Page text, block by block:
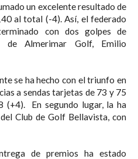
un excelente resultado de
al total (-4). Así, el federado
con dos golpes de
de Almerimar Golf, Emilio
se ha hecho con el triunfo en
a sendas tarjetas de 73 y 75
(+4). En segundo lugar, la ha
Club de Golf Bellavista, con
de premios ha estado